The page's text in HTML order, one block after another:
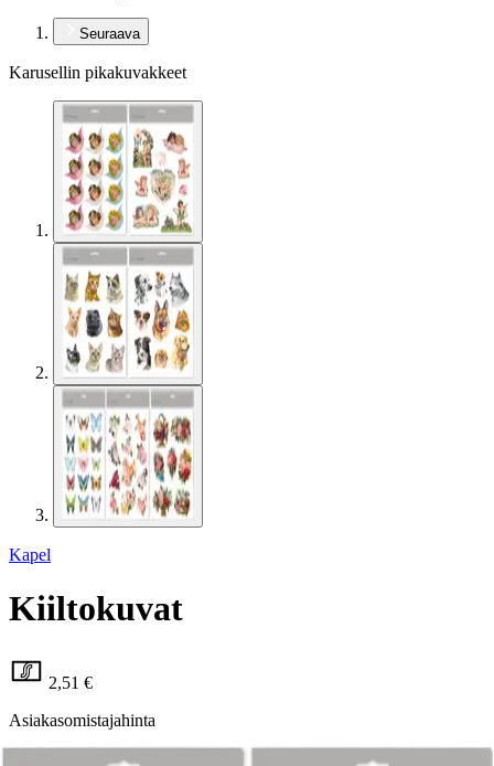
Seuraava
Karusellin pikakuvakkeet
Kapel
Kiiltokuvat
2,51 €
Asiakasomistajahinta
Hinta ilman S-Etukorttia: